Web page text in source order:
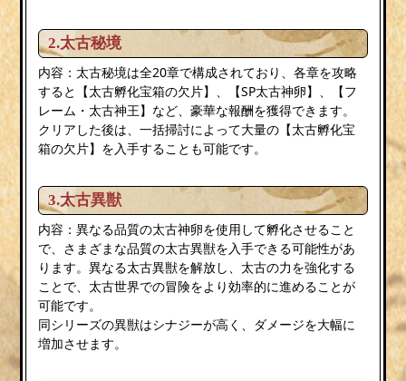
2.太古秘境
内容：太古秘境は全20章で構成されており、各章を攻略
すると【太古孵化宝箱の欠片】、【SP太古神卵】、【フ
レーム・太古神王】など、豪華な報酬を獲得できます。
クリアした後は、一括掃討によって大量の【太古孵化宝
箱の欠片】を入手することも可能です。
3.太古異獣
内容：異なる品質の太古神卵を使用して孵化させること
で、さまざまな品質の太古異獣を入手できる可能性があ
ります。異なる太古異獣を解放し、太古の力を強化する
ことで、太古世界での冒険をより効率的に進めることが
可能です。
同シリーズの異獣はシナジーが高く、ダメージを大幅に
増加させます。